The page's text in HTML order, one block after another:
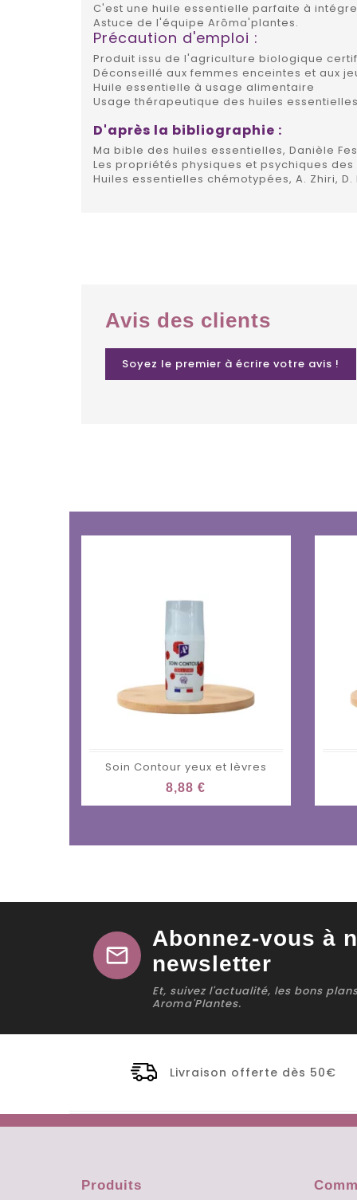
C'est une huile essentielle parfaite à
Astuce de l'équipe Arôma'plantes.
Précaution d'emploi :
Produit issu de l'agriculture biologique
Déconseillé aux femmes enceintes et aux
Huile essentielle à usage alimentaire
Usage thérapeutique des huiles
D'après la bibliographie :
Ma bible des huiles essentielles, Danièle
Les propriétés physiques et psychiques
Huiles essentielles chémotypées, A. Zhiri, D.
Avis des clients
Soyez le premier à écrire votre avis !
Soin Contour yeux et lèvres
8,88 €
mail
Abonnez-vous à
newsletter
Et, suivez l'actualité, les bons
Aroma'Plantes.
Livraison offerte dès 50€
Produits